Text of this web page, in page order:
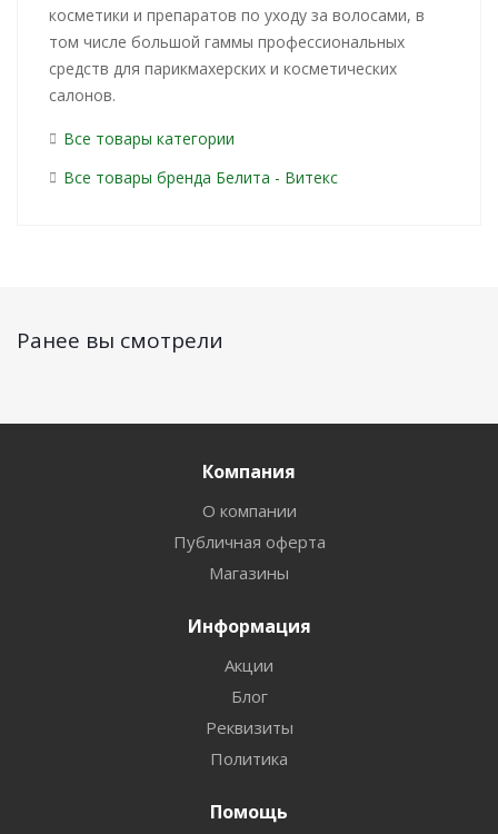
косметики и препаратов по уходу за волосами, в
том числе большой гаммы профессиональных
средств для парикмахерских и косметических
салонов.
Все товары категории
Все товары бренда Белита - Витекс
Ранее вы смотрели
Компания
О компании
Публичная оферта
Магазины
Информация
Акции
Блог
Реквизиты
Политика
Помощь